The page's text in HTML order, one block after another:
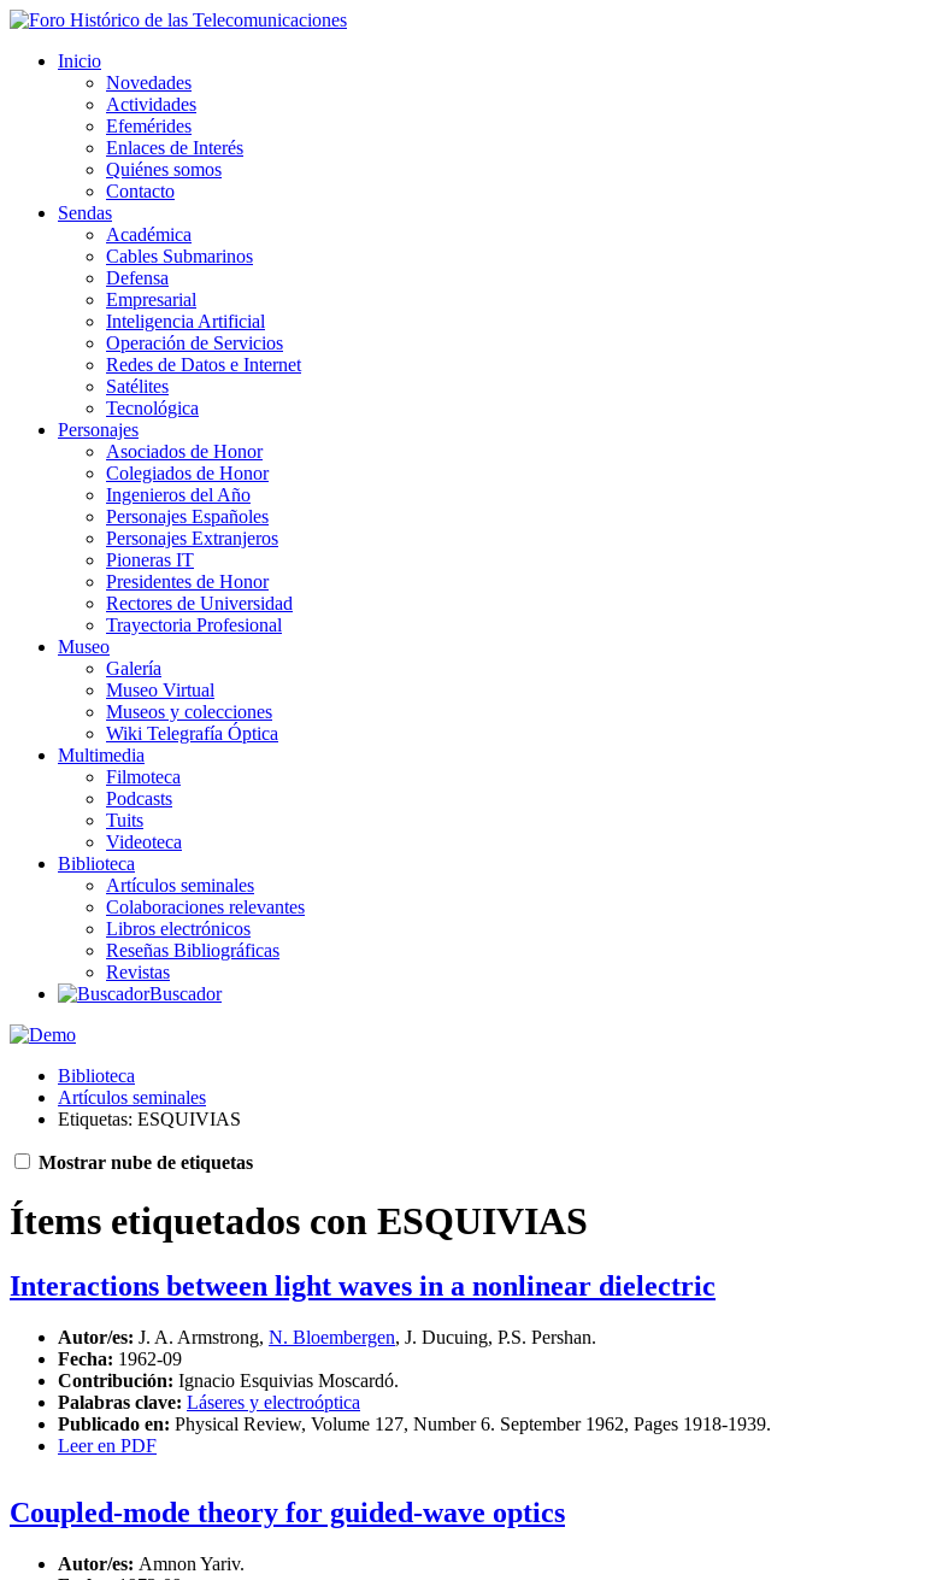
Inicio
Novedades
Actividades
Efemérides
Enlaces de Interés
Quiénes somos
Contacto
Sendas
Académica
Cables Submarinos
Defensa
Empresarial
Inteligencia Artificial
Operación de Servicios
Redes de Datos e Internet
Satélites
Tecnológica
Personajes
Asociados de Honor
Colegiados de Honor
Ingenieros del Año
Personajes Españoles
Personajes Extranjeros
Pioneras IT
Presidentes de Honor
Rectores de Universidad
Trayectoria Profesional
Museo
Galería
Museo Virtual
Museos y colecciones
Wiki Telegrafía Óptica
Multimedia
Filmoteca
Podcasts
Tuits
Videoteca
Biblioteca
Artículos seminales
Colaboraciones relevantes
Libros electrónicos
Reseñas Bibliográficas
Revistas
Buscador
Biblioteca
Artículos seminales
Etiquetas: ESQUIVIAS
Mostrar nube de etiquetas
Ítems etiquetados con ESQUIVIAS
Interactions between light waves in a nonlinear dielectric
Autor/es: J. A. Armstrong, N. Bloembergen, J. Ducuing, P.S. Pershan.
Fecha: 1962-09
Contribución: Ignacio Esquivias Moscardó.
Palabras clave: Láseres y electroóptica
Publicado en: Physical Review, Volume 127, Number 6. September 1962, Pages 1918-1939.
Leer en PDF
Coupled-mode theory for guided-wave optics
Autor/es: Amnon Yariv.